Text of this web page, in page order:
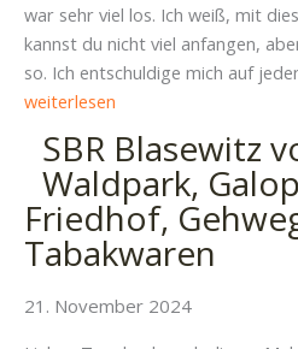
war sehr viel los. Ich weiß, mit
kannst du nicht viel anfangen,
so. Ich entschuldige mich auf
weiterlesen
SBR Blasewitz
Waldpark,
Friedhof,
Tabakwaren
21. November 2024